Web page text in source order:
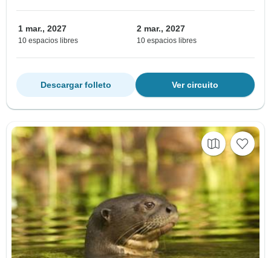
1 mar., 2027
10 espacios libres
2 mar., 2027
10 espacios libres
Ver circuito
Descargar folleto